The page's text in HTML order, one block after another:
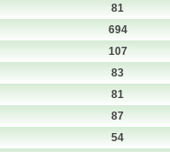
81
694
107
83
81
87
54